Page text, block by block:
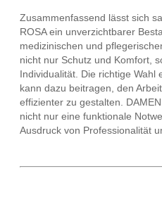
Zusammenfassend lässt sich
ROSA ein unverzichtbarer
medizinischen und
nicht nur Schutz und Komfort,
Individualität. Die richtige Wahl
kann dazu beitragen, den
effizienter zu gestalten.
nicht nur eine funktionale
Ausdruck von Professionalität